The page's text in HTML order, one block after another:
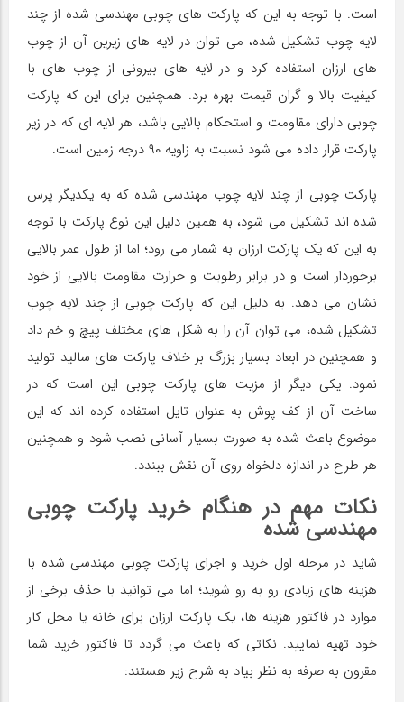
است. با توجه به این که پارکت های چوبی مهندسی شده از چند
لایه چوب تشکیل شده، می توان در لایه های زیرین آن از چوب
های ارزان استفاده کرد و در لایه های بیرونی از چوب های با
کیفیت بالا و گران قیمت بهره برد. همچنین برای این که پارکت
چوبی دارای مقاومت و استحکام بالایی باشد، هر لایه ای که در زیر
پارکت قرار داده می شود نسبت به زاویه ۹۰ درجه زمین است.
پارکت چوبی از چند لایه چوب مهندسی شده که به یکدیگر پرس
شده‌ اند تشکیل می شود، به همین دلیل این نوع پارکت با توجه
به این که یک پارکت ارزان به شمار می رود؛ اما از طول عمر بالایی
برخوردار است و در برابر رطوبت و حرارت مقاومت بالایی از خود
نشان می دهد. به دلیل این که پارکت چوبی از چند لایه چوب
تشکیل شده، می توان آن را به شکل های مختلف پیچ و خم داد
و همچنین در ابعاد بسیار بزرگ بر خلاف پارکت های سالید تولید
نمود. یکی دیگر از مزیت های پارکت چوبی این است که در
ساخت آن از کف‌ پوش به‌ عنوان تایل استفاده کرده اند که این
موضوع باعث شده به صورت بسیار آسانی نصب شود و همچنین
هر طرح در اندازه دلخواه روی آن نقش ببندد.
نکات مهم در هنگام خرید پارکت چوبی
مهندسی شده
شاید در مرحله اول خرید و اجرای پارکت چوبی مهندسی شده با
هزینه های زیادی رو به رو شوید؛ اما می توانید با حذف برخی از
موارد در فاکتور هزینه ها، یک پارکت ارزان برای خانه یا محل کار
خود تهیه نمایید. نکاتی که باعث می گردد تا فاکتور خرید شما
مقرون به صرفه به نظر بیاد به شرح زیر هستند: